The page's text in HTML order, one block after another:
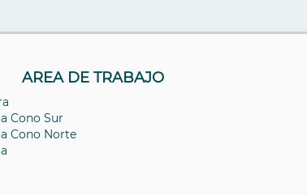
AREA DE TRABAJO
Cono Sur
Cono Norte